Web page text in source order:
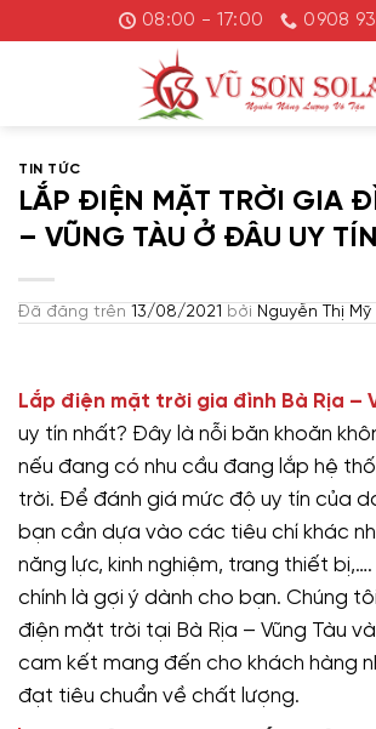
đến
08:00 - 17:00 0908
TIN TỨC
LẮP ĐIỆN MẶT TRỜI GIA
– VŨNG TÀU Ở ĐÂU UY
Đã đăng trên 13/08/2021 bởi Nguyễn Thị Mỹ
Lắp điện mặt trời gia đình Bà Rịa –
uy tín nhất? Đây là nỗi băn khoăn
nếu đang có nhu cầu đang lắp hệ
trời. Để đánh giá mức độ uy tín của
bạn cần dựa vào các tiêu chí khác
năng lực, kinh nghiệm, trang thiết bị,….
chính là gợi ý dành cho bạn. Chúng
điện mặt trời tại Bà Rịa – Vũng Tàu
cam kết mang đến cho khách hàng
đạt tiêu chuẩn về chất lượng.